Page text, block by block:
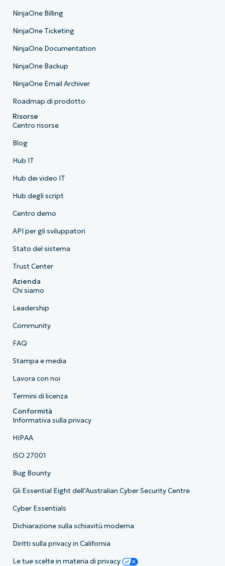
NinjaOne Billing
NinjaOne Ticketing
NinjaOne Documentation
NinjaOne Backup
NinjaOne Email Archiver
Roadmap di prodotto
Risorse
Centro risorse
Blog
Hub IT
Hub dei video IT
Hub degli script
Centro demo
API per gli sviluppatori
Stato del sistema
Trust Center
Azienda
Chi siamo
Leadership
Community
FAQ
Stampa e media
Lavora con noi
Termini di licenza
Conformità
Informativa sulla privacy
HIPAA
ISO 27001
Bug Bounty
Gli Essential Eight dell’Australian Cyber Security Centre
Cyber Essentials
Dichiarazione sulla schiavitù moderna
Diritti sulla privacy in California
Le tue scelte in materia di privacy